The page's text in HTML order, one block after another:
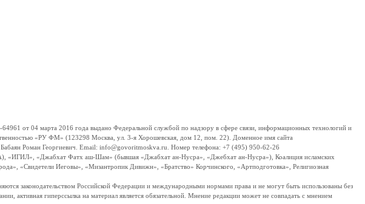
от 04 марта 2016 года выдано Федеральной службой по надзору в сфере связи, информационных технологий и
«РУ ФМ» (123298 Москва, ул. 3-я Хорошевская, дом 12, пом. 22). Доменное имя сайта
Роман Георгиевич. Email: info@govoritmoskva.ru. Номер телефона: +7 (495) 950-62-26
«ИГИЛ», «Джабхат Фатх аш-Шам» (бывшая «Джабхат ан-Нусра», «Джебхат ан-Нусра»), Коалиция исламских
«Свидетели Иеговы», «Мизантропик Дивижн», «Братство» Корчинского, «Артподготовка», Религиозная
законодательством Российской Федерации и международными нормами права и не могут быть использованы без
активная гиперссылка на материал является обязательной. Мнение редакции может не совпадать с мнением